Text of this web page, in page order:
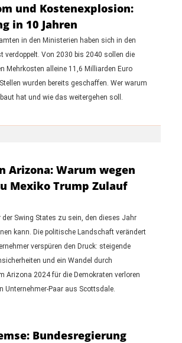
und Kostenexplosion:
in 10 Jahren
in den Ministerien haben sich in den
verdoppelt. Von 2030 bis 2040 sollen die
Mehrkosten alleine 11,6 Milliarden Euro
wurden bereits geschaffen. Wer warum
hat und wie das weitergehen soll.
Arizona: Warum wegen
Mexiko Trump Zulauf
Swing States zu sein, den dieses Jahr
kann. Die politische Landschaft verändert
verspüren den Druck: steigende
und ein Wandel durch
Arizona 2024 für die Demokraten verloren
Unternehmer-Paar aus Scottsdale.
Bundesregierung